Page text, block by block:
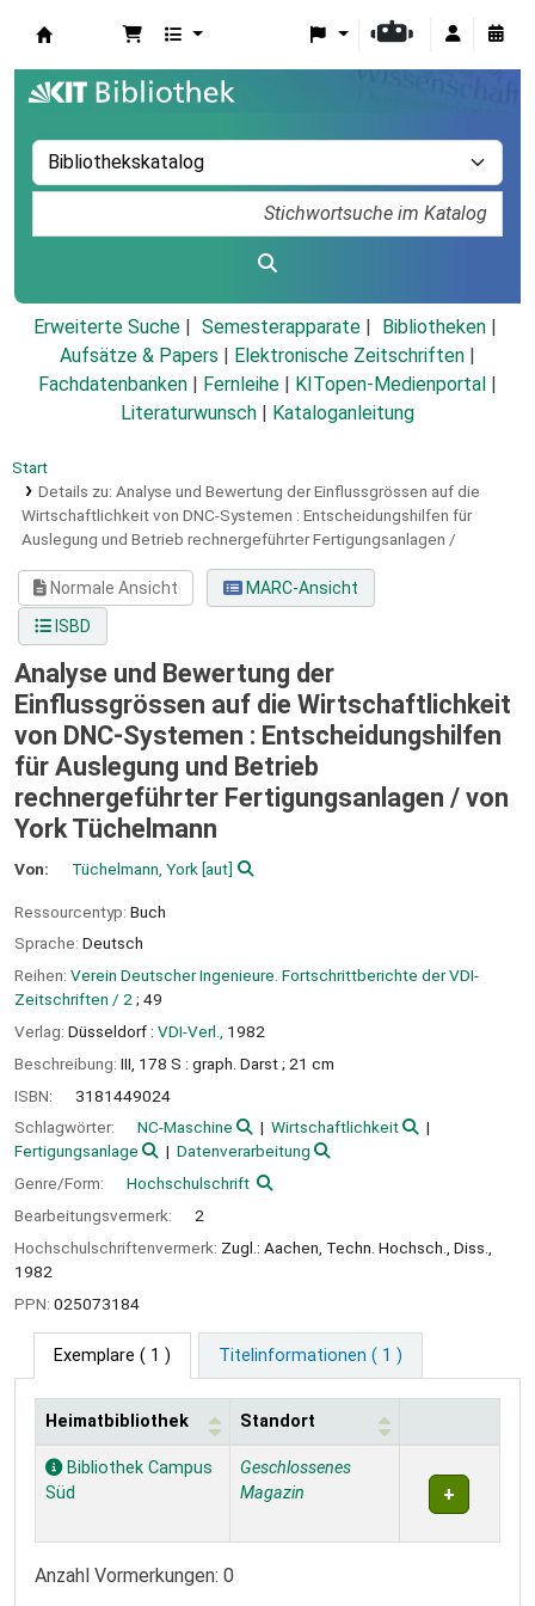
Erweiterte Suche Semesterapparate
Bibliotheken
Aufsätze & Papers
Elektronische Zeitschriften
Fachdatenbanken
Fernleihe KITopen-Medienportal
Literaturwunsch
Kataloganleitung
Start
Details zu: Analyse und Bewertung der Einflussgrössen auf die
Wirtschaftlichkeit von DNC-Systemen : Entscheidungshilfen für
Auslegung und Betrieb rechnergeführter Fertigungsanlagen /
Normale Ansicht
MARC-Ansicht
ISBD
Analyse und Bewertung der
Einflussgrössen auf die Wirtschaftlichkeit
von DNC-Systemen : Entscheidungshilfen
für Auslegung und Betrieb
rechnergeführter Fertigungsanlagen / von
York Tüchelmann
Von: Tüchelmann, York [aut]
Ressourcentyp: Buch
Sprache: Deutsch
Reihen: Verein Deutscher Ingenieure. Fortschrittberichte der VDI-
Zeitschriften / 2 ; 49
Verlag: Düsseldorf : VDI-Verl.,
1982
Beschreibung: III, 178 S : graph. Darst ; 21 cm
ISBN:
3181449024
Schlagwörter:
NC-Maschine
Wirtschaftlichkeit
Fertigungsanlage
Datenverarbeitung
Genre/Form:
Hochschulschrift
Bearbeitungsvermerk:
2
Hochschulschriftenvermerk: Zugl.: Aachen, Techn. Hochsch., Diss.,
1982
PPN: 025073184
Exemplare ( 1 ) Titelinformationen ( 1 )
Exemplare
Heimatbibliothek Standort
Bibliothek Campus
Süd
Geschlossenes
Magazin
Anzahl Vormerkungen: 0